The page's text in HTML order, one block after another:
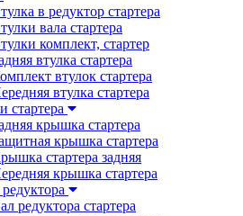
в редуктор стартера
вала стартера
комплект, стартер
втулка стартера
втулок стартера
втулка стартера
стартера
крышка стартера
крышка стартера
стартера задняя
крышка стартера
редуктора стартера